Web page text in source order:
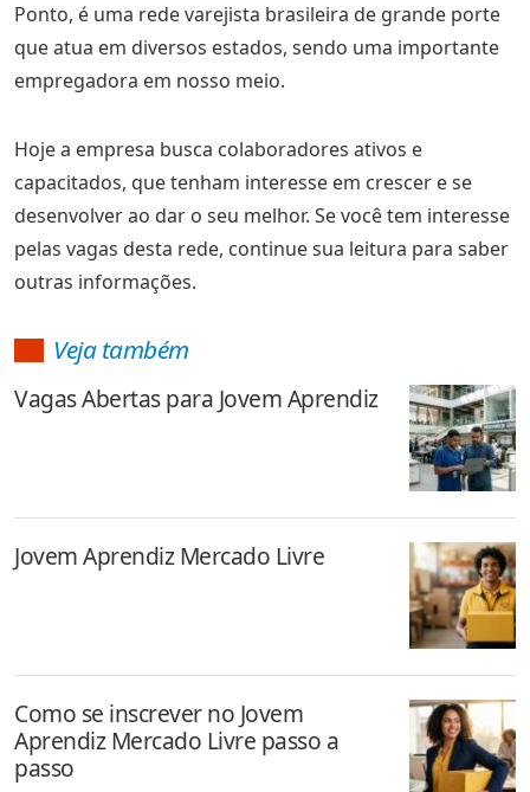
Ponto, é uma rede varejista brasileira de grande porte
que atua em diversos estados, sendo uma importante
empregadora em nosso meio.
Hoje a empresa busca colaboradores ativos e
capacitados, que tenham interesse em crescer e se
desenvolver ao dar o seu melhor. Se você tem interesse
pelas vagas desta rede, continue sua leitura para saber
outras informações.
Veja também
Vagas Abertas para Jovem Aprendiz
Jovem Aprendiz Mercado Livre
Como se inscrever no Jovem
Aprendiz Mercado Livre passo a
passo